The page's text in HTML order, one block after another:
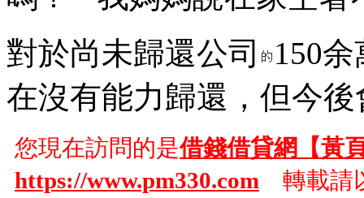
對於尚未歸還公司
150
在沒有能力歸還，但今
您現在訪問的是借錢借貸網【黃
https://www.pm330.com 轉載請